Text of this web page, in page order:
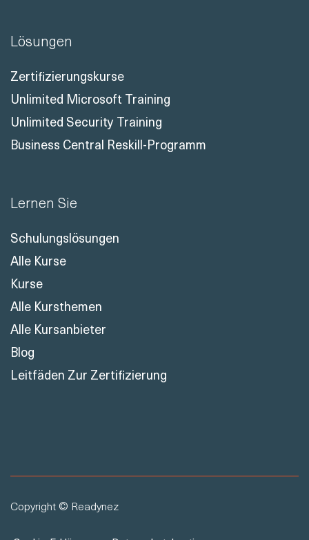
Lösungen
Zertifizierungskurse
Unlimited Microsoft Training
Unlimited Security Training
Business Central Reskill-Programm
Lernen Sie
Schulungslösungen
Alle Kurse
Kurse
Alle Kursthemen
Alle Kursanbieter
Blog
Leitfäden Zur Zertifizierung
Copyright © Readynez